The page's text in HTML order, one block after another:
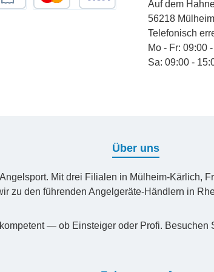
Nicht zur
Haustieren
fernhalten
Aufsicht
Auf dem
56218
Telefonisch
Mo - Fr: 09:00
Sa: 09:00 -
Über uns
Mit drei Filialen in Mülheim-Kärlich,
zu den führenden Angelgeräte-Händlern in
— ob Einsteiger oder Profi. Besuchen